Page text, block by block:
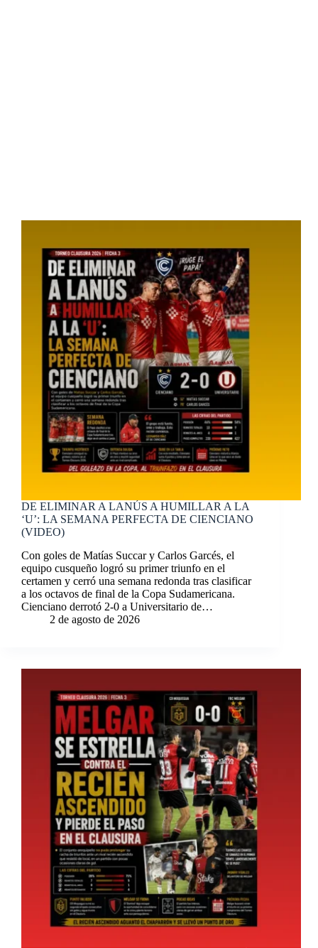
DE ELIMINAR A LANÚS A HUMILLAR A LA
‘U’: LA SEMANA PERFECTA DE CIENCIANO
(VIDEO)
Con goles de Matías Succar y Carlos Garcés, el
equipo cusqueño logró su primer triunfo en el
certamen y cerró una semana redonda tras clasificar
a los octavos de final de la Copa Sudamericana.
Cienciano derrotó 2-0 a Universitario de…
2 de agosto de 2026